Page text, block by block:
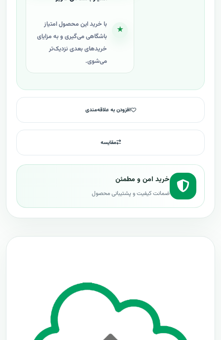
★
با خرید این محصول امتیاز
باشگاهی می‌گیری و به مزایای
خریدهای بعدی نزدیک‌تر
می‌شوی.
افزودن به علاقه‌مندی
مقایسه
خرید امن و مطمئن
ضمانت کیفیت و پشتیبانی محصول